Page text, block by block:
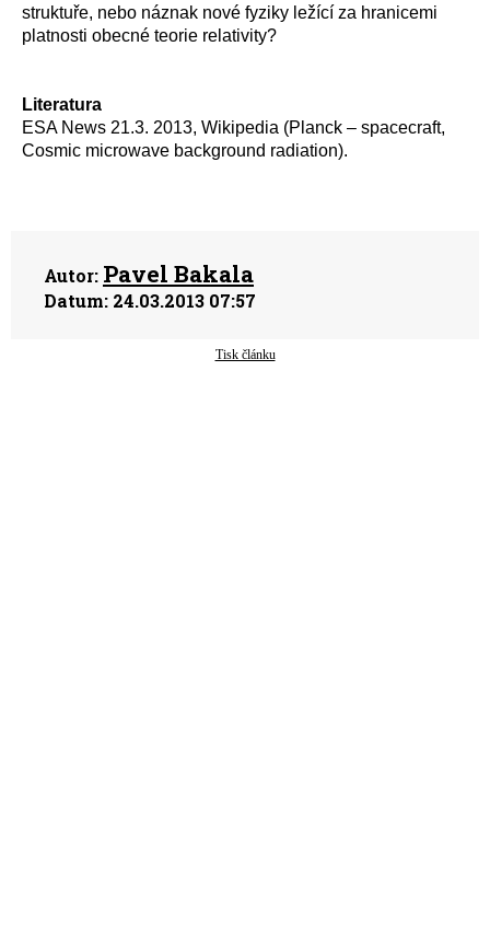
struktuře, nebo náznak nové fyziky ležící za hranicemi
platnosti obecné teorie relativity?
Literatura
ESA News 21.3. 2013, Wikipedia (Planck – spacecraft,
Cosmic microwave background radiation).
Autor: Pavel Bakala
Datum: 24.03.2013 07:57
Tisk článku